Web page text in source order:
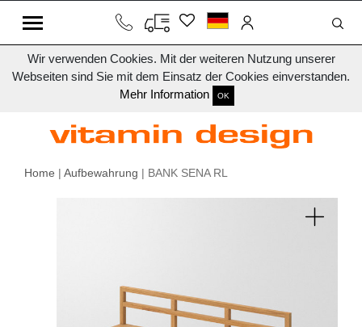
Wir verwenden Cookies. Mit der weiteren Nutzung unserer
Webseiten sind Sie mit dem Einsatz der Cookies einverstanden.
Mehr Information
OK
Home | Aufbewahrung | BANK SENA RL